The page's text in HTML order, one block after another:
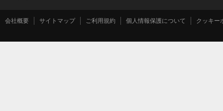
8WAY、フレームガードストライプ（イエロ
会社概要 サイトマップ ご利用規約 個人情報保護について クッキー